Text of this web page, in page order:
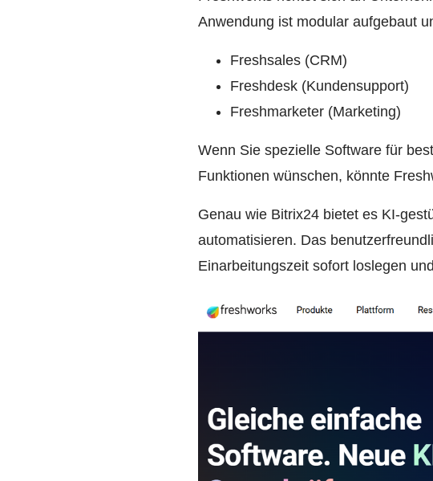
Anwendung ist modular aufgebaut
Freshsales (CRM)
Freshdesk (Kundensupport)
Freshmarketer (Marketing)
Wenn Sie spezielle Software für
Funktionen wünschen, könnte
Genau wie Bitrix24 bietet es KI-
automatisieren. Das
Einarbeitungszeit sofort loslegen